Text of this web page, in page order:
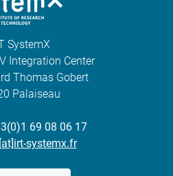
SystemX
Integration Center
Thomas Gobert
Palaiseau
69 08 06 17
systemx.fr